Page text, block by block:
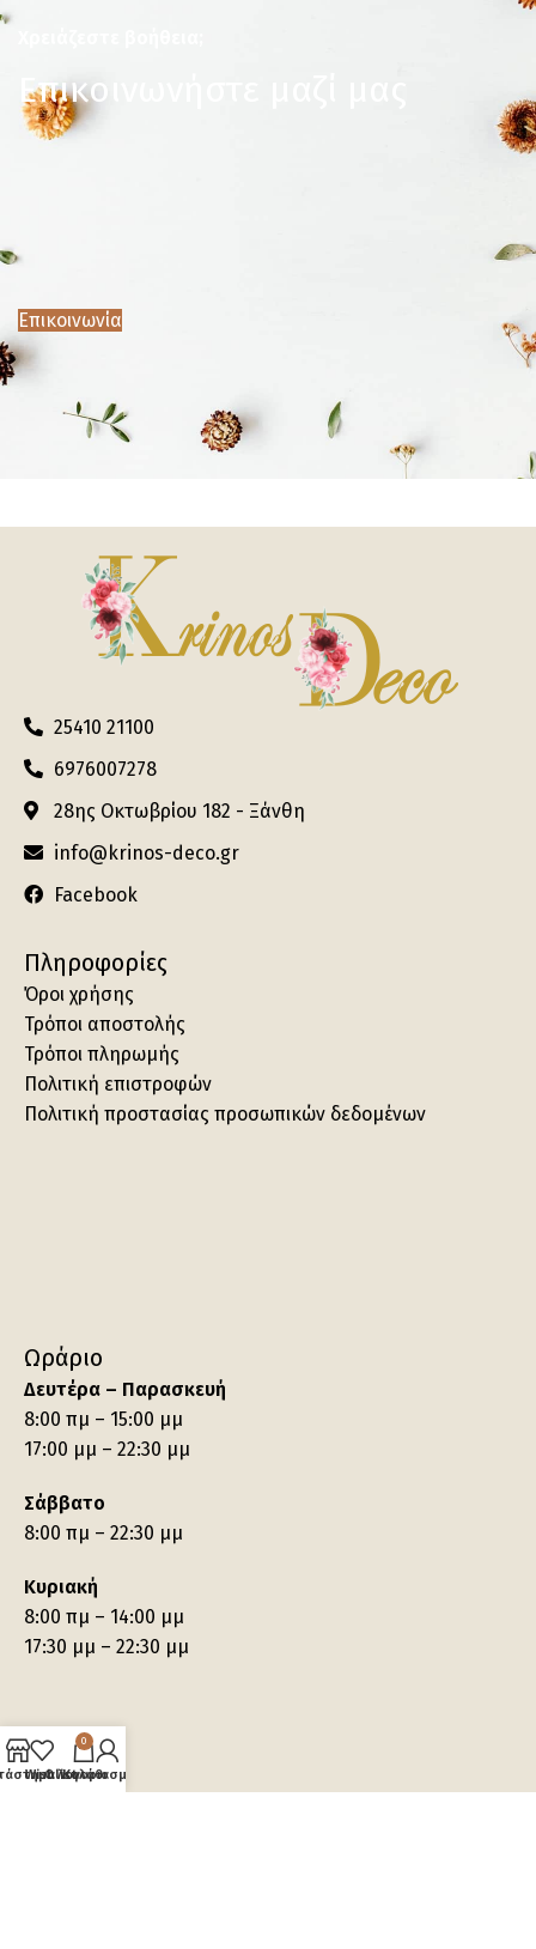
Επικοινωνήστε μαζί μας
Επικοινωνία
25410 21100
6976007278
28ης Οκτωβρίου 182 - Ξάνθη
info@krinos-deco.gr
Facebook
Πληροφορίες
Όροι χρήσης
Τρόποι αποστολής
Τρόποι πληρωμής
Πολιτική επιστροφών
Πολιτική προστασίας προσωπικών δεδομένων
Ωράριο
Δευτέρα – Παρασκευή
8:00 πμ – 15:00 μμ
17:00 μμ – 22:30 μμ
Σάββατο
8:00 πμ – 22:30 μμ
Κυριακή
8:00 πμ – 14:00 μμ
17:30 μμ – 22:30 μμ
Wishlist
0
Καλάθι
Ο λογαριασμός μου